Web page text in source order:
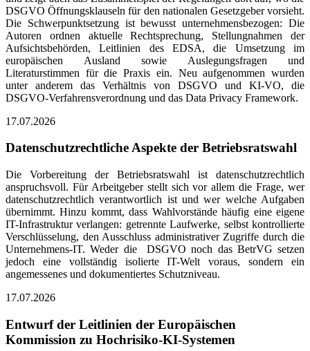
DSGVO Öffnungsklauseln für den nationalen Gesetzgeber vorsieht.
Die Schwerpunktsetzung ist bewusst unternehmensbezogen: Die
Autoren ordnen aktuelle Rechtsprechung, Stellungnahmen der
Aufsichtsbehörden, Leitlinien des EDSA, die Umsetzung im
europäischen Ausland sowie Auslegungsfragen und
Literaturstimmen für die Praxis ein. Neu aufgenommen wurden
unter anderem das Verhältnis von DSGVO und KI-VO, die
DSGVO-Verfahrensverordnung und das Data Privacy Framework.
17.07.2026
Datenschutzrechtliche Aspekte der Betriebsratswahl
Die Vorbereitung der Betriebsratswahl ist datenschutzrechtlich
anspruchsvoll. Für Arbeitgeber stellt sich vor allem die Frage, wer
datenschutzrechtlich verantwortlich ist und wer welche Aufgaben
übernimmt. Hinzu kommt, dass Wahlvorstände häufig eine eigene
IT-Infrastruktur verlangen: getrennte Laufwerke, selbst kontrollierte
Verschlüsselung, den Ausschluss administrativer Zugriffe durch die
Unternehmens-IT. Weder die DSGVO noch das BetrVG setzen
jedoch eine vollständig isolierte IT-Welt voraus, sondern ein
angemessenes und dokumentiertes Schutzniveau.
17.07.2026
Entwurf der Leitlinien der Europäischen
Kommission zu Hochrisiko-KI-Systemen